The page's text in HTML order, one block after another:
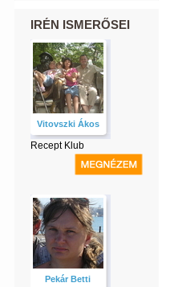
IRÉN ISMERŐSEI
Vitovszki Ákos
Recept Klub
Pekár Betti